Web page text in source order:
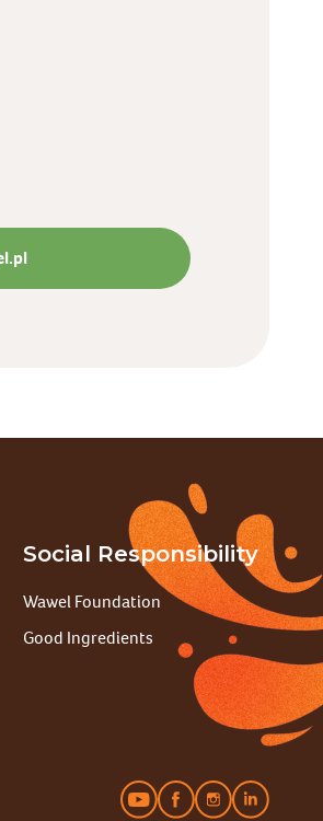
Social Responsibility
Wawel Foundation
Good Ingredients